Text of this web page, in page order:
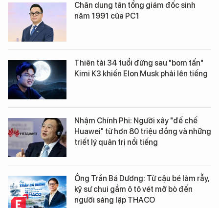
Chân dung tân tổng giám đốc sinh
năm 1991 của PC1
Thiên tài 34 tuổi đứng sau "bom tấn"
Kimi K3 khiến Elon Musk phải lên tiếng
Nhậm Chính Phi: Người xây "đế chế
Huawei" từ hơn 80 triệu đồng và những
triết lý quản trị nổi tiếng
Ông Trần Bá Dương: Từ cậu bé làm rẫy,
kỹ sư chui gầm ô tô vét mỡ bò đến
người sáng lập THACO